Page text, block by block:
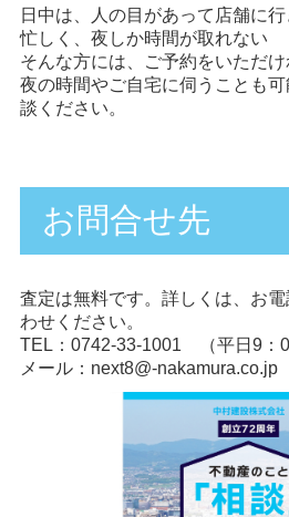
日中は、人の目があって店舗に
忙しく、夜しか時間が取れない
そんな方には、ご予約をいただ
夜の時間やご自宅に伺うことも
談ください。
お問合せ先
査定は無料です。詳しくは、お
わせください。
TEL：0742-33-1001 （平日9：
メール：next8@-nakamura.co.jp